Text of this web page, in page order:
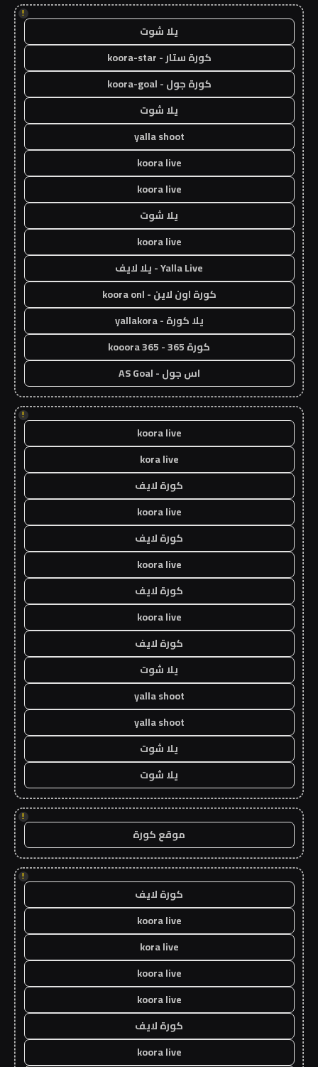
!
يلا شوت
كورة ستار - koora-star
كورة جول - koora-goal
يلا شوت
yalla shoot
koora live
koora live
يلا شوت
koora live
Yalla Live - يلا لايف
كورة اون لاين - koora onl
يلا كورة - yallakora
كورة 365 - kooora 365
اس جول - AS Goal
!
koora live
kora live
كورة لايف
koora live
كورة لايف
koora live
كورة لايف
koora live
كورة لايف
يلا شوت
yalla shoot
yalla shoot
يلا شوت
يلا شوت
!
موقع كورة
!
كورة لايف
koora live
kora live
koora live
koora live
كورة لايف
koora live